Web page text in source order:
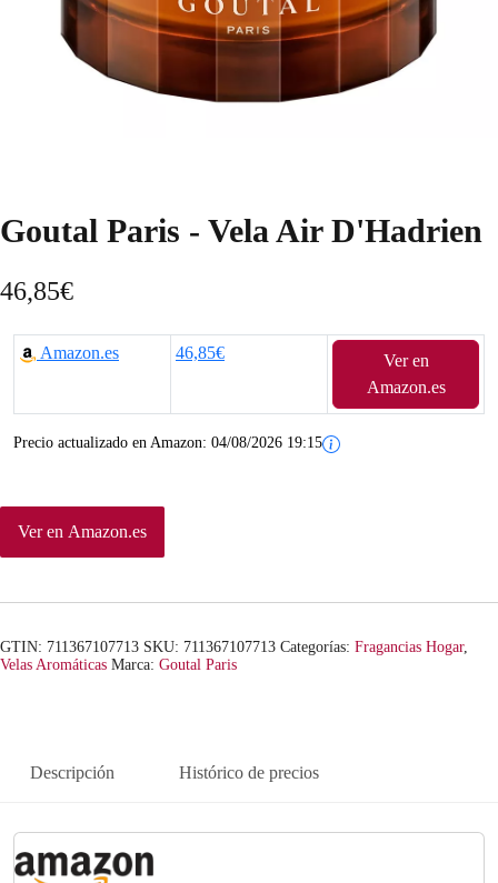
Goutal Paris - Vela Air D'Hadrien
46,85€
Amazon.es 46,85€
Ver en
Amazon.es
Precio actualizado en Amazon: 04/08/2026 19:15
Ver en Amazon.es
GTIN: 711367107713 SKU: 711367107713 Categorías: Fragancias Hogar,
Velas Aromáticas Marca: Goutal Paris
Descripción Histórico de precios